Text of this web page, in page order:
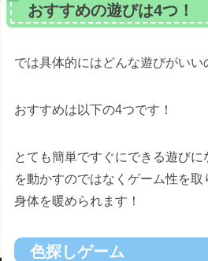
おすすめの遊びは4つ！
では具体的にはどんな遊びがいい
おすすめは以下の4つです！
とても簡単ですぐにできる遊び
を動かすのではなくゲーム性を取
身体を暖められます！
色探しゲーム